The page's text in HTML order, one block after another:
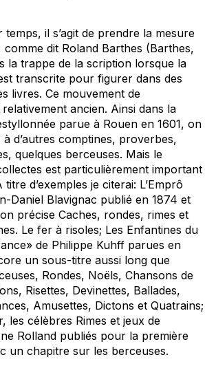
il s’agit de prendre la mesure
comme dit Roland Barthes (Barthes,
la trappe de la scription lorsque la
transcrite pour figurer dans des
livres. Ce mouvement de
ancien. Ainsi dans la
parue à Rouen en 1601, on
d’autres comptines, proverbes,
quelques berceuses. Mais le
est particulièrement important
d’exemples je citerai: L’Emprô
Daniel Blavignac publié en 1874 et
précise Caches, rondes, rimes et
. Le fer à risoles; Les Enfantines du
de Philippe Kuhff parues en
un sous-titre aussi long que
Rondes, Noëls, Chansons de
Risettes, Devinettes, Ballades,
Amusettes, Dictons et Quatrains;
les célèbres Rimes et jeux de
Rolland publiés pour la première
un chapitre sur les berceuses.